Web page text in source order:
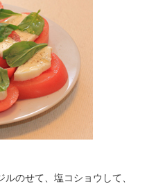
のせて、塩コショウして、